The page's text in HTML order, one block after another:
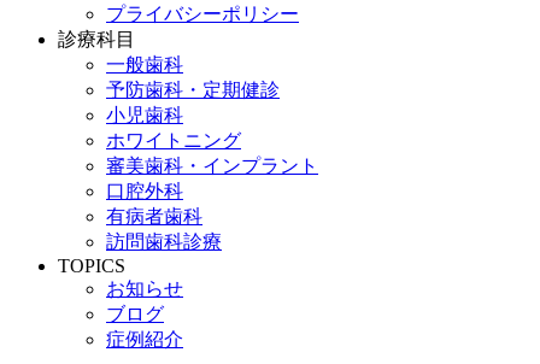
プライバシーポリシー
診療科目
一般歯科
予防歯科・定期健診
小児歯科
ホワイトニング
審美歯科・インプラント
口腔外科
有病者歯科
訪問歯科診療
TOPICS
お知らせ
ブログ
症例紹介